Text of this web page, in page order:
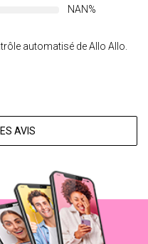
NAN%
automatisé de Allo Allo.
AVIS